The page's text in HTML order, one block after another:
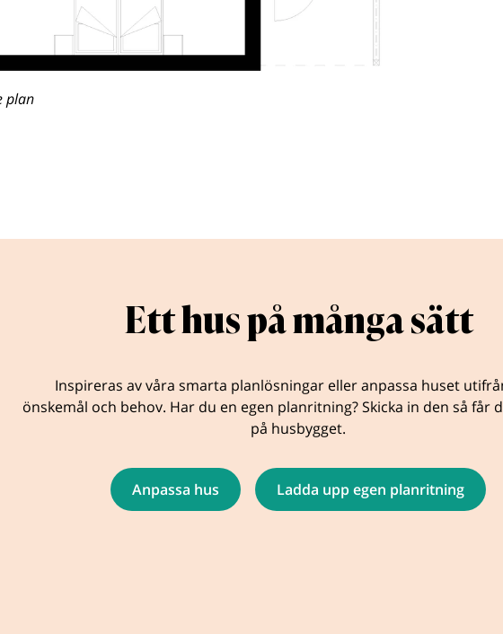
plan
Ett hus på många sätt
Inspireras av våra smarta planlösningar eller anpassa huset
önskemål och behov. Har du en egen planritning? Skicka in den så får
på husbygget.
Anpassa hus Ladda upp egen planritning